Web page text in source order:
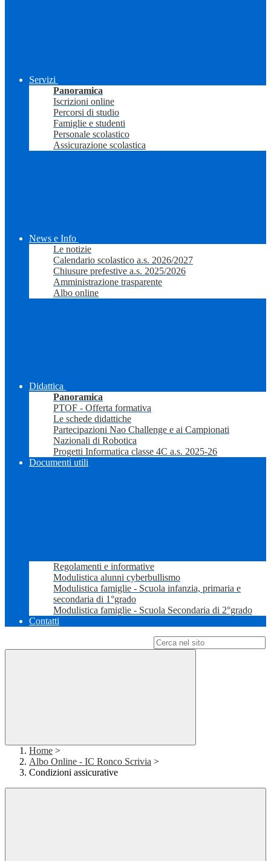
Servizi
Panoramica
Iscrizioni online
Percorsi di studio
Famiglie e studenti
Personale scolastico
Assicurazione scolastica
News e Info
Le notizie
Calendario scolastico a.s. 2026/2027
Chiusure prefestive a.s. 2025/2026
Amministrazione trasparente
Albo online
Didattica
Panoramica
PTOF - Offerta formativa
Le schede didattiche
Partecipazioni Nao Challenge e ai Campionati
Nazionali di Robotica
Progetti Informatica classe 4C a.s. 2025-26
Documenti utili
Regolamenti e informative
Modulistica alunni cyberbullismo
Modulistica famiglie - Scuola infanzia, primaria e
secondaria di 1°grado
Modulistica famiglie - Scuola Secondaria di 2°grado
Contatti
Home >
Albo Online - IC Ronco Scrivia >
Condizioni assicurative